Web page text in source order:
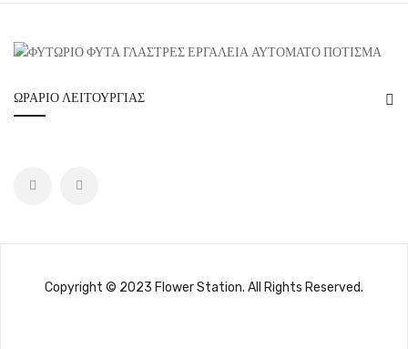
ΩΡΆΡΙΟ ΛΕΙΤΟΥΡΓΊΑΣ
Copyright © 2023 Flower Station. All Rights Reserved.